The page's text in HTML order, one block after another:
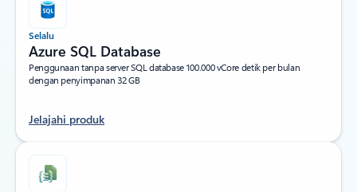
Selalu
Azure SQL Database
Penggunaan tanpa server SQL database 100.000 vCore detik per bulan
dengan penyimpanan 32 GB
Jelajahi produk